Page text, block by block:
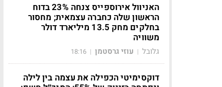
האניוול אירוספייס צנחה 23% בדוח
הראשון שלה כחברה עצמאית; מחסור
בחלקים מחק 13.5 מיליארד דולר
משוויה
גלובל | עוזי גרסטמן |
18:16
דוקסימיטי הכפילה את עצמה בין לילה